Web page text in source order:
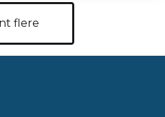
flere